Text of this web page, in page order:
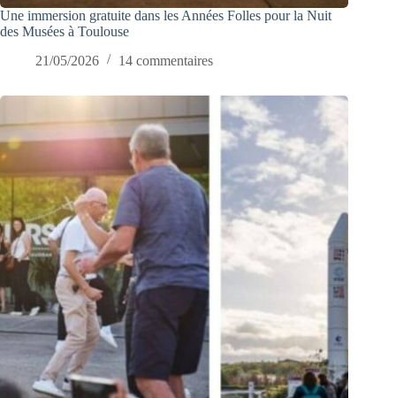
Une immersion gratuite dans les Années Folles pour la Nuit
des Musées à Toulouse
21/05/2026
14 commentaires